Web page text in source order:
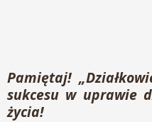
Pamiętaj!
sukcesu w uprawie
życia!